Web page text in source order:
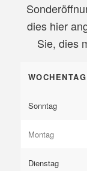
dies hier
Sie, dies
WOCHENTAG
Sonntag
Montag
Dienstag